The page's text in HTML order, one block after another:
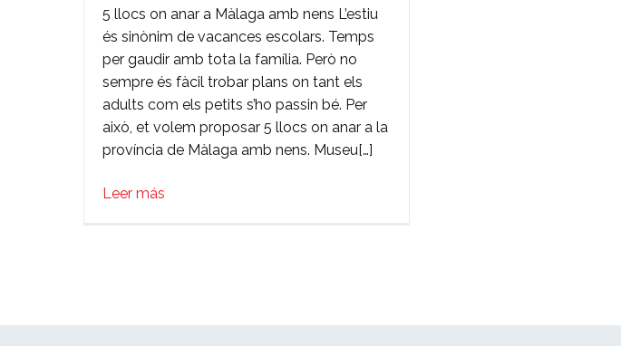
fer
a
Màlaga
amb
nens
5 llocs on anar a Màlaga amb nens L’estiu
és sinònim de vacances escolars. Temps
per gaudir amb tota la família. Però no
sempre és fàcil trobar plans on tant els
adults com els petits s’ho passin bé. Per
això, et volem proposar 5 llocs on anar a la
província de Màlaga amb nens. Museu[…]
Leer más